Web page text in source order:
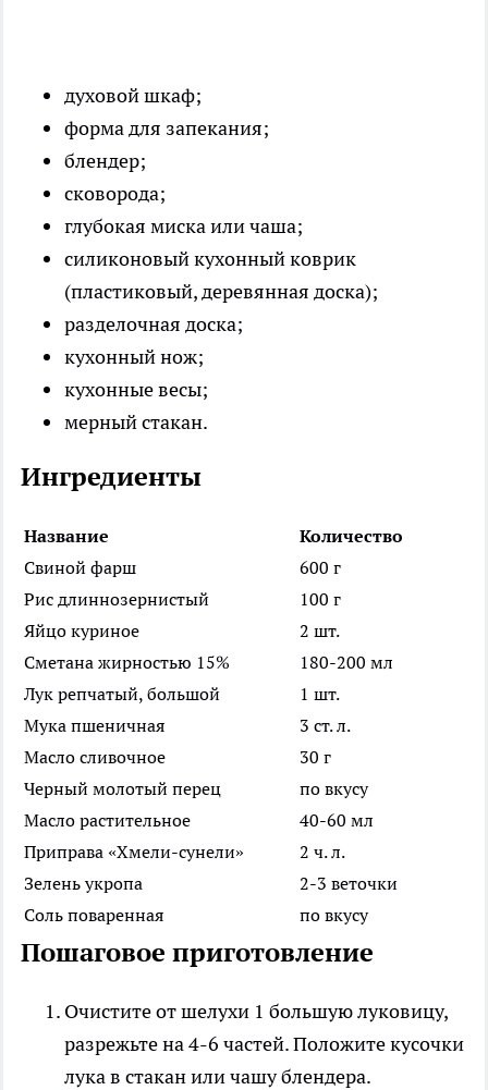
духовой шкаф;
форма для запекания;
блендер;
сковорода;
глубокая миска или чаша;
силиконовый кухонный коврик
(пластиковый, деревянная доска);
разделочная доска;
кухонный нож;
кухонные весы;
мерный стакан.
Ингредиенты
Название
Количество
Свиной фарш
600 г
Рис длиннозернистый
100 г
Яйцо куриное
2 шт.
Сметана жирностью 15%
180-200 мл
Лук репчатый, большой
1 шт.
Мука пшеничная
3 ст. л.
Масло сливочное
30 г
Черный молотый перец
по вкусу
Масло растительное
40-60 мл
Приправа «Хмели-сунели»
2 ч. л.
Зелень укропа
2-3 веточки
Соль поваренная
по вкусу
Пошаговое приготовление
Очистите от шелухи 1 большую луковицу,
разрежьте на 4-6 частей. Положите кусочки
лука в стакан или чашу блендера.